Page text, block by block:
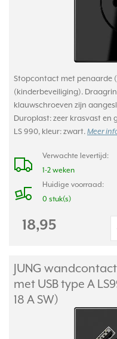
Stopcontact met penaarde
(kinderbeveiliging).
klauwschroeven zijn
Duroplast: zeer krasvast en
LS 990, kleur: zwart. Meer
Verwachte levertijd:
1-2 weken
Huidige voorraad:
0 stuk(s)
18,95
JUNG
met USB type A
18 A SW)